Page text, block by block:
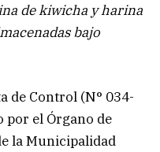
de kiwicha y harina
bajo
de Control (N° 034-
por el Órgano de
la Municipalidad